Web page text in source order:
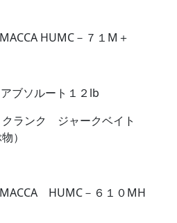
HUMC－７１M＋
ブソルート１２lb
ランク ジャークベイト
）
HUMC－６１０MH